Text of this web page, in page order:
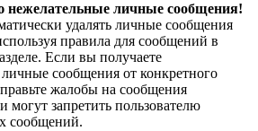
нежелательные личные сообщения!
удалять личные сообщения
правила для сообщений в
Если вы получаете
сообщения от конкретного
жалобы на сообщения
могут запретить пользователю
сообщений.